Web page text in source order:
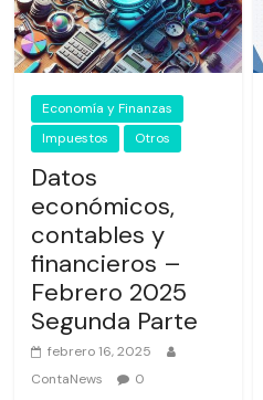
Economía y Finanzas
Impuestos
Otros
Datos
económicos,
contables y
financieros –
Febrero 2025
Segunda Parte
febrero 16, 2025
ContaNews
0